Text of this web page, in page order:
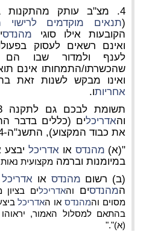
4. מצ"ב עותק מהתקנות בעניין
(תנאים מוקדמים לרישוי
הקובעות אילו סוגי מהנדס
ואינם רשאים לעסוק
לענף ולמדור שבו הם
שהכשרתו/התמחותו אינם
ואינו מבקש לשנות זאת
אחריותו.
תשומת לבכם גם לתקנה 3 לתקנות ה
והאדריכלים (כללים בדבר
את כבוד המקצוע), התשנ"ה-1994 הקובעת:
"(א) מהנדס או אדריכל יבצע
במיומנות וברמה מקצועית
(ב) רשום מהנדס או אדריכל
המהנדסים והאדריכלים בציון
מסוים והמהנדסאו האדריכל
בהתאם למסלול האמור,
(א)"."